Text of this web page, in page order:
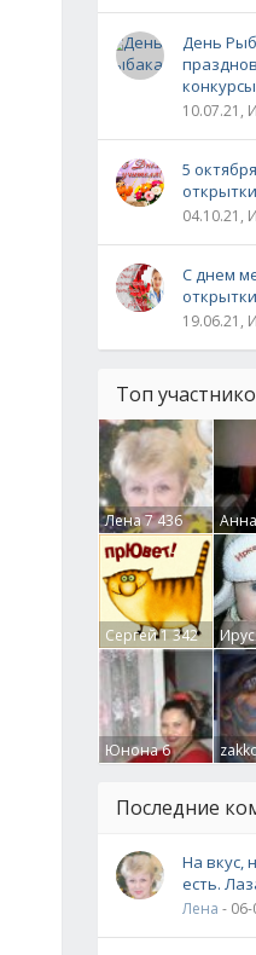
День
конкурсы
5
С днем
Топ
Лена7 436
Анна
Сергей1 342
Юнона6
Последние
На вкус,
есть.
Лена -